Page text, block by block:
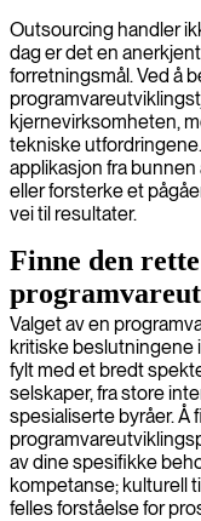
Outsourcing handler
dag er det en
forretningsmål. Ved å
kjernevirksomheten,
tekniske
applikasjon fra
eller forsterke et
vei til resultater.
Finne den
Valget av en
kritiske beslutningene
fylt med et bredt
selskaper, fra store
spesialiserte byråer. Å
av dine spesifikke
kompetanse; kulturell
felles forståelse for